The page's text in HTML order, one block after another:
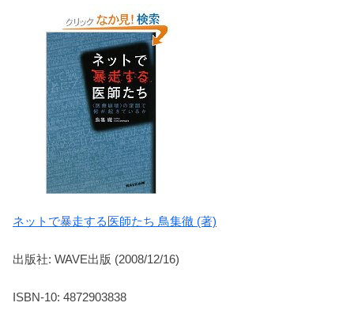
ネットで暴走する医師たち 鳥集徹 (著)
出版社: WAVE出版 (2008/12/16)
ISBN-10: 4872903838